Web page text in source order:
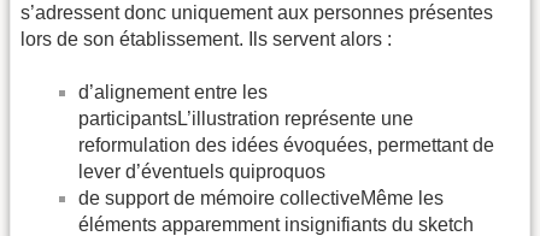
s’adressent donc uniquement aux personnes présentes
lors de son établissement. Ils servent alors :
d’alignement entre les
participantsL’illustration représente une
reformulation des idées évoquées, permettant de
lever d’éventuels quiproquos
de support de mémoire collectiveMême les
éléments apparemment insignifiants du sketch